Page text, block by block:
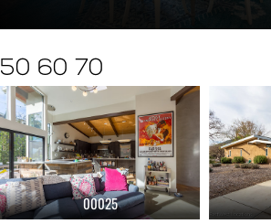
50 60 70
00025